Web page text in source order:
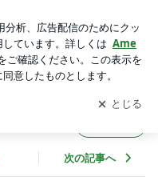
通知
を受け取りまし
開く
次の記事へ